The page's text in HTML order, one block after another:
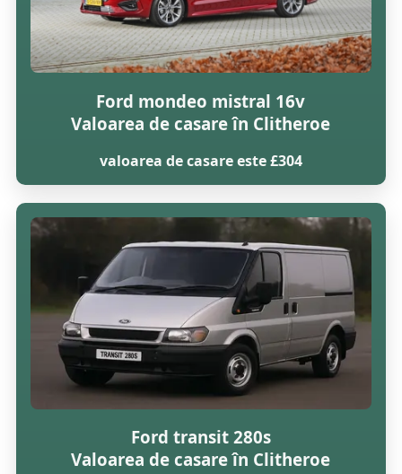
Ford mondeo mistral 16v
Valoarea de casare în Clitheroe
valoarea de casare este £304
Ford transit 280s
Valoarea de casare în Clitheroe